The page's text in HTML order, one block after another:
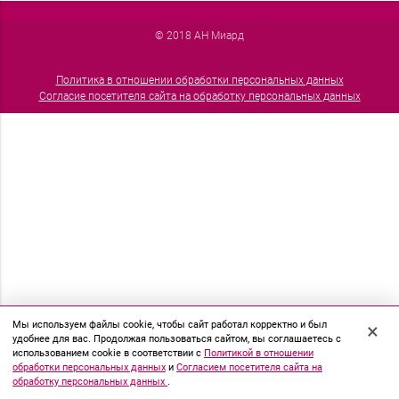
Мы используем файлы cookie, чтобы сайт работал корректно и был
удобнее для вас. Продолжая пользоваться сайтом, вы соглашаетесь с
использованием cookie в соответствии с Политикой в отношении
обработки персональных данных и Согласием посетителя сайта на
обработку персональных данных .
×
© 2018 АН Миард
Политика в отношении обработки персональных данных
Согласие посетителя сайта на обработку персональных данных